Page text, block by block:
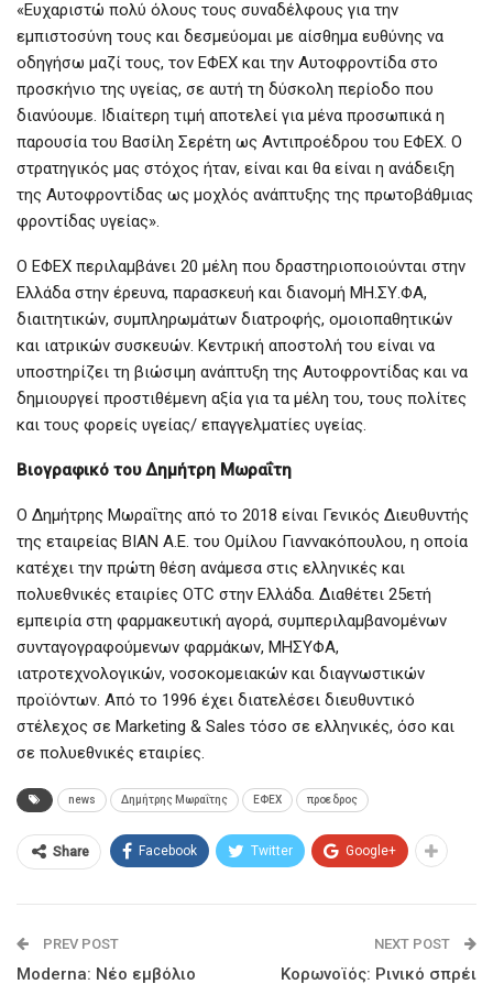
«Ευχαριστώ πολύ όλους τους συναδέλφους για την
εμπιστοσύνη τους και δεσμεύομαι με αίσθημα ευθύνης να
οδηγήσω μαζί τους, τον ΕΦΕΧ και την Αυτοφροντίδα στο
προσκήνιο της υγείας, σε αυτή τη δύσκολη περίοδο που
διανύουμε. Ιδιαίτερη τιμή αποτελεί για μένα προσωπικά η
παρουσία του Βασίλη Σερέτη ως Αντιπροέδρου του ΕΦΕΧ. Ο
στρατηγικός μας στόχος ήταν, είναι και θα είναι η ανάδειξη
της Αυτοφροντίδας ως μοχλός ανάπτυξης της πρωτοβάθμιας
φροντίδας υγείας».
Ο ΕΦΕΧ περιλαμβάνει 20 μέλη που δραστηριοποιούνται στην
Ελλάδα στην έρευνα, παρασκευή και διανομή ΜΗ.ΣΥ.ΦΑ,
διαιτητικών, συμπληρωμάτων διατροφής, ομοιοπαθητικών
και ιατρικών συσκευών. Κεντρική αποστολή του είναι να
υποστηρίζει τη βιώσιμη ανάπτυξη της Αυτοφροντίδας και να
δημιουργεί προστιθέμενη αξία για τα μέλη του, τους πολίτες
και τους φορείς υγείας/ επαγγελματίες υγείας.
Βιογραφικό του Δημήτρη Μωραΐτη
Ο Δημήτρης Μωραΐτης από το 2018 είναι Γενικός Διευθυντής
της εταιρείας ΒΙΑΝ Α.Ε. του Ομίλου Γιαννακόπουλου, η οποία
κατέχει την πρώτη θέση ανάμεσα στις ελληνικές και
πολυεθνικές εταιρίες OTC στην Ελλάδα. Διαθέτει 25ετή
εμπειρία στη φαρμακευτική αγορά, συμπεριλαμβανομένων
συνταγογραφούμενων φαρμάκων, ΜΗΣΥΦΑ,
ιατροτεχνολογικών, νοσοκομειακών και διαγνωστικών
προϊόντων. Από το 1996 έχει διατελέσει διευθυντικό
στέλεχος σε Marketing & Sales τόσο σε ελληνικές, όσο και
σε πολυεθνικές εταιρίες.
news Δημήτρης Μωραΐτης ΕΦΕΧ προεδρος
Share Facebook Twitter Google+
PREV POST
Moderna: Νέο εμβόλιο
NEXT POST
Κορωνοϊός: Ρινικό σπρέι